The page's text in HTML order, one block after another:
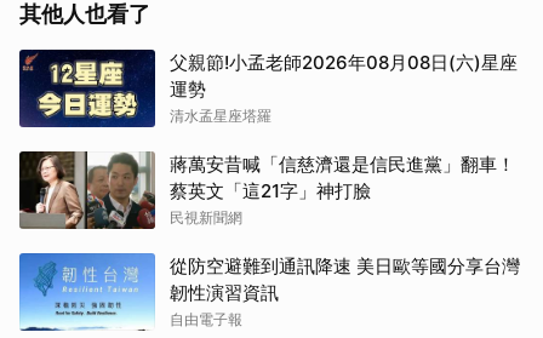
其他人也看了
父親節!小孟老師2026年08月08日(六)星座
運勢
清水孟星座塔羅
蔣萬安昔喊「信慈濟還是信民進黨」翻車！
蔡英文「這21字」神打臉
民視新聞網
從防空避難到通訊降速 美日歐等國分享台灣
韌性演習資訊
自由電子報